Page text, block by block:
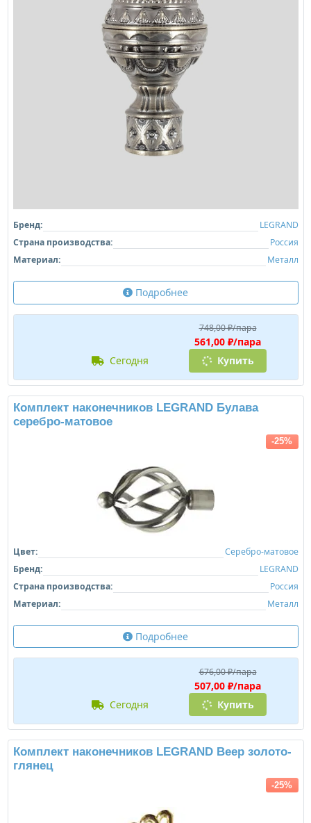
Бренд:
LEGRAND
Страна производства:
Россия
Материал:
Металл
Подробнее
748,00 ₽/пара
561,00 ₽/пара
сегодня
Купить
Комплект наконечников LEGRAND Булава
серебро-матовое
-25%
Цвет:
Серебро-матовое
Бренд:
LEGRAND
Страна производства:
Россия
Материал:
Металл
Подробнее
676,00 ₽/пара
507,00 ₽/пара
сегодня
Купить
Комплект наконечников LEGRAND Веер золото-
глянец
-25%